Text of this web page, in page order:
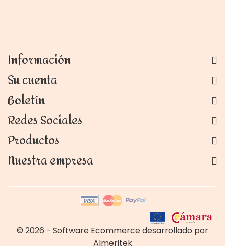
Información
Su cuenta
Boletín
Redes Sociales
Productos
Nuestra empresa
© 2026 - Software Ecommerce desarrollado por
Almeritek